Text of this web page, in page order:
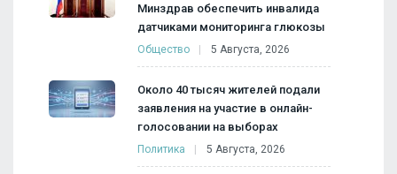
Минздрав обеспечить инвалида
датчиками мониторинга глюкозы
Общество 5 Августа, 2026
Около 40 тысяч жителей подали
заявления на участие в онлайн-
голосовании на выборах
Политика 5 Августа, 2026